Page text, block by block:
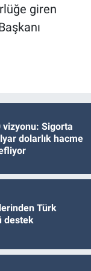
giren
vizyonu: Sigorta
dolarlık hacme
Türk
destek